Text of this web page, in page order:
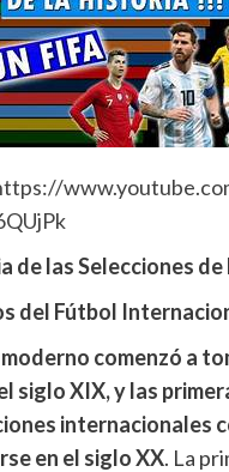
de las Selecciones
del Fútbol
comenzó a
siglo XIX, y las
internacionales
en el siglo XX. La